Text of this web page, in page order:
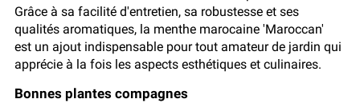
Grâce à sa facilité d'entretien, sa robustesse et ses
qualités aromatiques, la menthe marocaine 'Maroccan'
est un ajout indispensable pour tout amateur de jardin qui
apprécie à la fois les aspects esthétiques et culinaires.
Bonnes plantes compagnes